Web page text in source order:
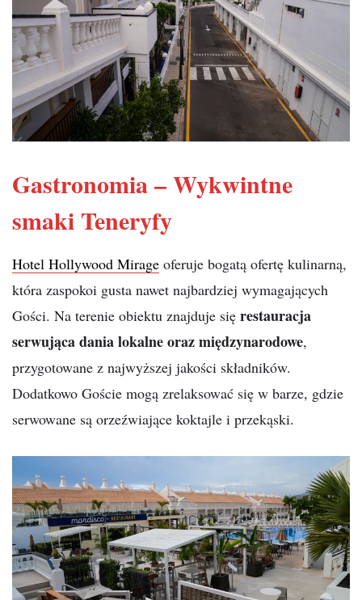
Gastronomia – Wykwintne
smaki Teneryfy
Hotel Hollywood Mirage oferuje bogatą ofertę kulinarną,
która zaspokoi gusta nawet najbardziej wymagających
Gości. Na terenie obiektu znajduje się restauracja
serwująca dania lokalne oraz międzynarodowe,
przygotowane z najwyższej jakości składników.
Dodatkowo Goście mogą zrelaksować się w barze, gdzie
serwowane są orzeźwiające koktajle i przekąski.